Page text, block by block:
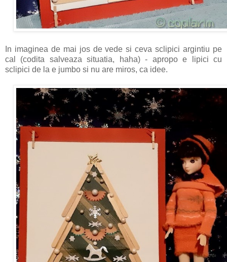
In imaginea de mai jos de vede si ceva sclipici argintiu pe
cal (codita salveaza situatia, haha) - apropo e lipici cu
sclipici de la e jumbo si nu are miros, ca idee.